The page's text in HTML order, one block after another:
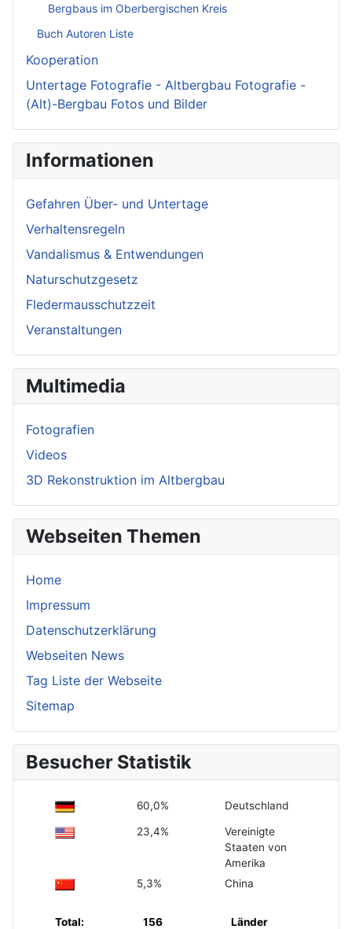
Bergbaus im Oberbergischen Kreis
Buch Autoren Liste
Kooperation
Untertage Fotografie - Altbergbau Fotografie -
(Alt)-Bergbau Fotos und Bilder
Informationen
Gefahren Über- und Untertage
Verhaltensregeln
Vandalismus & Entwendungen
Naturschutzgesetz
Fledermausschutzzeit
Veranstaltungen
Multimedia
Fotografien
Videos
3D Rekonstruktion im Altbergbau
Webseiten Themen
Home
Impressum
Datenschutzerklärung
Webseiten News
Tag Liste der Webseite
Sitemap
Besucher Statistik
60,0% Deutschland
23,4%
Vereinigte
Staaten von
Amerika
5,3%
China
Total: 156 Länder